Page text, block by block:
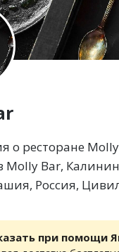
о ресторане
Molly Bar,
Россия,
при помощи